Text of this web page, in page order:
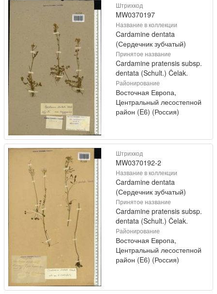
Штрихкод
MW0370197
Название в коллекции
Cardamine dentata
(Сердечник зубчатый)
Принятое название
Cardamine pratensis subsp.
dentata (Schult.) Čelak.
Районирование
Восточная Европа,
Центральный лесостепной
район (E6) (Россия)
Штрихкод
MW0370192-2
Название в коллекции
Cardamine dentata
(Сердечник зубчатый)
Принятое название
Cardamine pratensis subsp.
dentata (Schult.) Čelak.
Районирование
Восточная Европа,
Центральный лесостепной
район (E6) (Россия)